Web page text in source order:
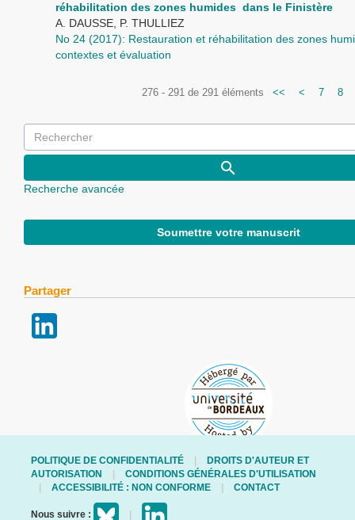
réhabilitation des zones humides dans le Finistère
A. DAUSSE, P. THULLIEZ
No 24 (2017): Restauration et réhabilitation des zones
contextes et évaluation
276 - 291 de 291 éléments << < 7 8
Recherche avancée
Soumettre votre manuscrit
Partager
POLITIQUE DE CONFIDENTIALITÉ
DROITS D'AUTEUR ET
AUTORISATION
CONDITIONS GÉNÉRALES D'UTILISATION
ACCESSIBILITÉ : NON CONFORME
CONTACT
Nous suivre :